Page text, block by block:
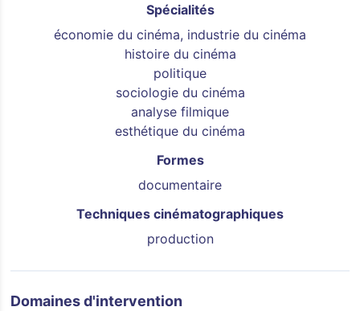
Spécialités
économie du cinéma, industrie du cinéma
histoire du cinéma
politique
sociologie du cinéma
analyse filmique
esthétique du cinéma
Formes
documentaire
Techniques cinématographiques
production
Domaines d'intervention